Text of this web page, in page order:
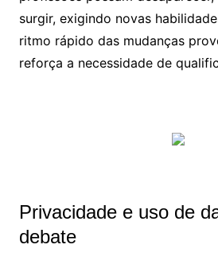
surgir, exigindo novas
ritmo rápido das mudanças
reforça a necessidade de
Privacidade e uso de
debate